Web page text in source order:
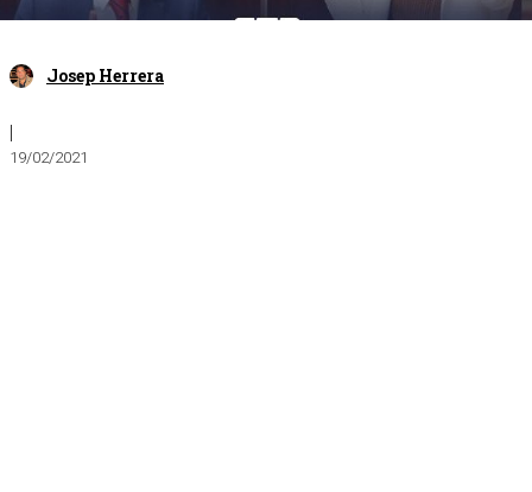
Josep Herrera
|
19/02/2021